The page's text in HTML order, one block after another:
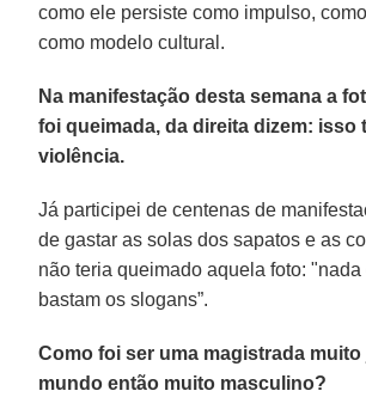
como ele persiste como impulso,
como modelo cultural.
Na manifestação desta semana a
foi queimada, da direita dizem: isso
violência.
Já participei de centenas de
de gastar as solas dos sapatos e as
não teria queimado aquela foto: "nada
bastam os slogans”.
Como foi ser uma magistrada muito
mundo então muito masculino?